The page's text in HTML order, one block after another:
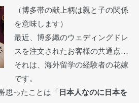
（博多帯の献上柄は親と子の関係
を意味します）
最近、博多織のウェディングドレ
スを注文されたお客様の共通点…
それは、海外留学の経験者の花嫁
です。
思ったことは「 日本人なのに日本を